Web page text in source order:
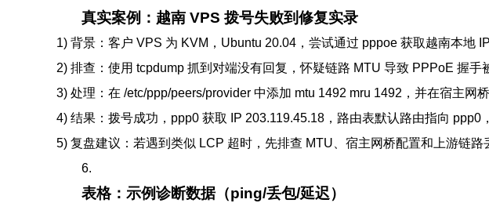
真实案例：越南 VPS 拨号失败到修复实录
1) 背景：客户 VPS 为 KVM，Ubuntu 20.04，尝试通过 pppoe 获取越南本地
2) 排查：使用 tcpdump 抓到对端没有回复，怀疑链路 MTU 导致 PPPoE 握手
3) 处理：在 /etc/ppp/peers/provider 中添加 mtu 1492 mru 1492，并在宿主网
4) 结果：拨号成功，ppp0 获取 IP 203.119.45.18，路由表默认路由指向 ppp0
5) 复盘建议：若遇到类似 LCP 超时，先排查 MTU、宿主网桥配置和上游链路
6.
表格：示例诊断数据（ping/丢包/延迟）